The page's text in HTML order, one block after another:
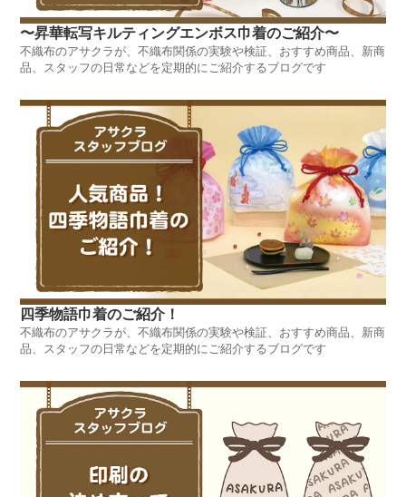
〜昇華転写キルティングエンボス巾着のご紹介〜
不織布のアサクラが、不織布関係の実験や検証、おすすめ商品、新商
品、スタッフの日常などを定期的にご紹介するブログです
四季物語巾着のご紹介！
不織布のアサクラが、不織布関係の実験や検証、おすすめ商品、新商
品、スタッフの日常などを定期的にご紹介するブログです